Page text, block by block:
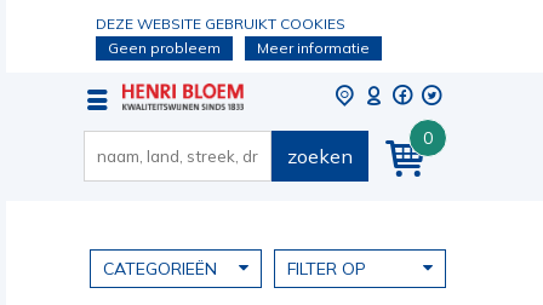
DEZE WEBSITE GEBRUIKT COOKIES
Geen probleem
Meer informatie
0
zoeken
CATEGORIEËN FILTER OP